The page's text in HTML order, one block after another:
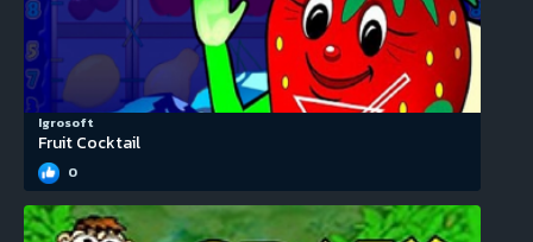
Igrosoft
Fruit Cocktail
0